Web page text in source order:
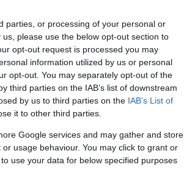
parties, or processing of your personal or
please use the below opt-out section to
opt-out request is processed you may
information utilized by us or personal
opt-out. You may separately opt-out of the
third parties on the IAB’s list of downstream
by us to third parties on the IAB’s List of
it to other third parties.
Google services and may gather and store
usage behaviour. You may click to grant or
use your data for below specified purposes
sorstársak
Amadea blogja
Amilgade
Andiamo
Ani a könyvek világában
Annamarie
AnniPanni
Betűvető
Byblos
Carmencita
Christine
Cotta